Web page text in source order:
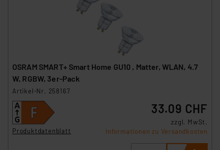
OSRAM SMART+ Smart Home GU10 , Matter, WLAN, 4.7
W, RGBW, 3er-Pack
Artikel-Nr. 258167
Produktdatenblatt
33.09 CHF
zzgl. MwSt.
Informationen zu Versandkosten